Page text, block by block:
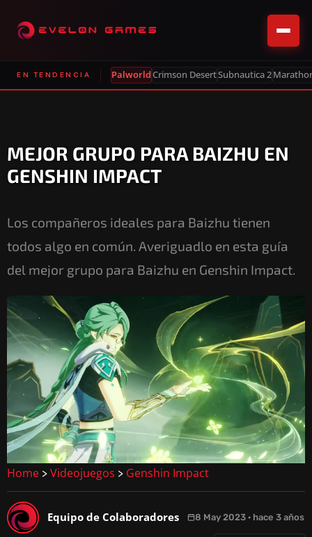
EN TENDENCIA PalworldCrimson DesertSubnautica 2
MEJOR GRUPO PARA BAIZHU EN
GENSHIN IMPACT
Los compañeros ideales para Baizhu tienen
todos algo en común. Averiguadlo en esta guía
del mejor grupo para Baizhu en Genshin Impact.
Home > Videojuegos > Genshin Impact
Equipo de Colaboradores 8 May 2023 · hace 3 años